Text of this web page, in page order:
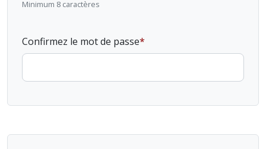
Minimum 8 caractères
Confirmez le mot de passe